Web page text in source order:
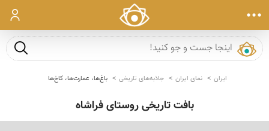
ورود
جست و
ایران نمای ایران جاذبه‌های تاریخی باغ‌ها، عمارت‌ها، کاخ‌ها
بافت تاریخی روستای فراشاه